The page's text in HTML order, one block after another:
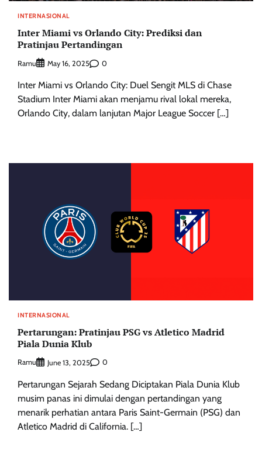
INTERNASIONAL
Inter Miami vs Orlando City: Prediksi dan
Pratinjau Pertandingan
Ramu May 16, 2025 0
Inter Miami vs Orlando City: Duel Sengit MLS di Chase
Stadium Inter Miami akan menjamu rival lokal mereka,
Orlando City, dalam lanjutan Major League Soccer […]
INTERNASIONAL
Pertarungan: Pratinjau PSG vs Atletico Madrid
Piala Dunia Klub
Ramu June 13, 2025 0
Pertarungan Sejarah Sedang Diciptakan Piala Dunia Klub
musim panas ini dimulai dengan pertandingan yang
menarik perhatian antara Paris Saint-Germain (PSG) dan
Atletico Madrid di California. […]